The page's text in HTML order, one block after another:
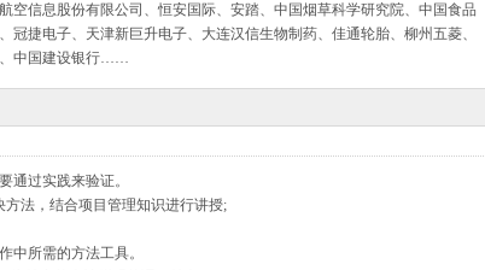
空信息股份有限公司、恒安国际、安踏、中国烟草科学研究院、中国食品
捷电子、天津新巨升电子、大连汉信生物制药、佳通轮胎、柳州五菱、
、中国建设银行……
通过实践来验证。
法，结合项目管理知识进行讲授;
中所需的方法工具。